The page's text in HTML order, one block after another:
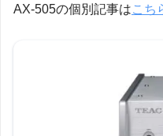
AX-505の個別記事はこち